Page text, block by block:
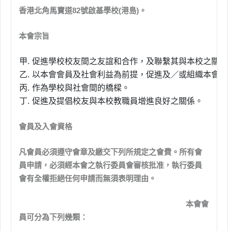
香港北角馬寶道82號啟基學校(港島)。
本會宗旨
甲. 促進學校校友間之友誼和合作，及聯繫其與本校之關
乙. 以本會會員及社會利益為前提，促進及／或組織本會
丙. 作為學校與社會間的橋樑。
丁. 促進及提倡校友與本校教職員增進良好之關係。
會員及入會資格
凡會員必須遵守會章及繳交下列所規定之會費。所有會
員申請，必須經本會之執行委員會審核批准，執行委員
會有全權拒絕任何申請而無須表明理由。
本會會
員可分為下列幾類：